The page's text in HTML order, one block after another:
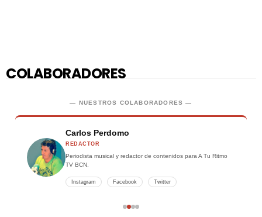
COLABORADORES
— NUESTROS COLABORADORES —
Carlos Perdomo
REDACTOR
Periodista musical y redactor de contenidos para A Tu Ritmo
TV BCN.
Instagram Facebook Twitter